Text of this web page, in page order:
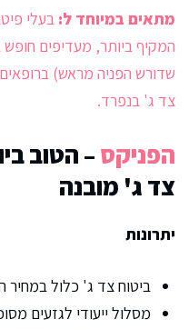
מתאים במיוחד ל: בעלי
המקיף ביותר, מעדיפים
שדורש הפניה מראש)
צד ג' בנפרד.
הפניקס– הטוב
צד ג' מובנה
יתרונות
ביטוח צד ג' כלול במחיר
מסלול ייעודי לגזעים